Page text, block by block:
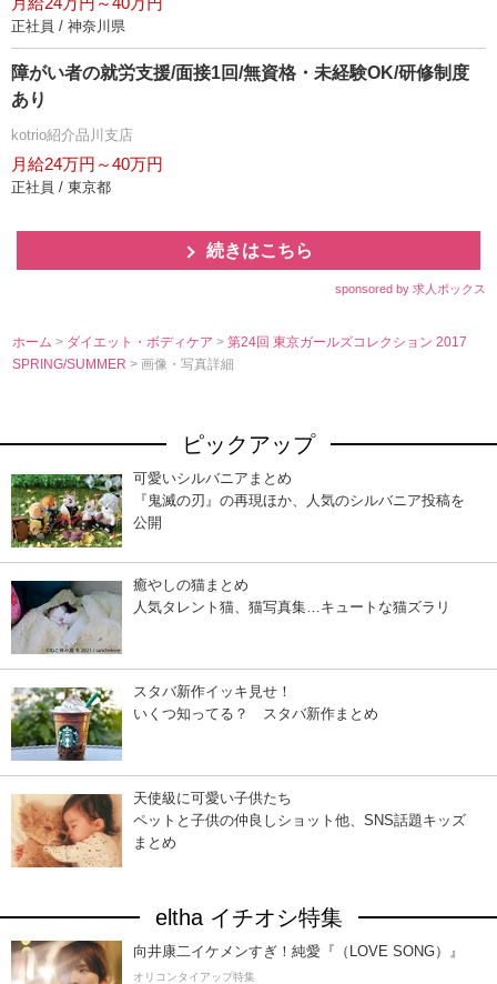
正社員 / 神奈川県
障がい者の就労支援/面接1回/無資格・未経験OK/研修制度
あり
kotrio紹介品川支店
月給24万円～40万円
正社員 / 東京都
続きはこちら
sponsored by 求人ボックス
ホーム > ダイエット・ボディケア>第24回 東京ガールズコレクション 2017
SPRING/SUMMER> 画像・写真詳細
ピックアップ
可愛いシルバニアまとめ
『鬼滅の刃』の再現ほか、人気のシルバニア投稿を
公開
癒やしの猫まとめ
人気タレント猫、猫写真集…キュートな猫ズラリ
スタバ新作イッキ見せ！
いくつ知ってる？ スタバ新作まとめ
天使級に可愛い子供たち
ペットと子供の仲良しショット他、SNS話題キッズ
まとめ
eltha イチオシ特集
向井康二イケメンすぎ！純愛『（LOVE SONG）』
オリコンタイアップ特集